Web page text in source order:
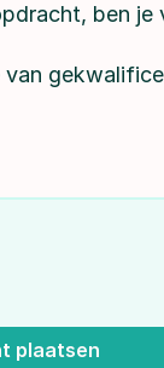
ben je
plaatsen